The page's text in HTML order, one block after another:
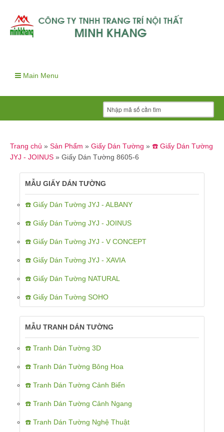
Main Menu
Trang chủ » Sản Phẩm » Giấy Dán Tường » ☎️ Giấy Dán Tường
JYJ - JOINUS » Giấy Dán Tường 8605-6
MẪU GIẤY DÁN TƯỜNG
☎️ Giấy Dán Tường JYJ - ALBANY
☎️ Giấy Dán Tường JYJ - JOINUS
☎️ Giấy Dán Tường JYJ - V CONCEPT
☎️ Giấy Dán Tường JYJ - XAVIA
☎️ Giấy Dán Tường NATURAL
☎️ Giấy Dán Tường SOHO
MẪU TRANH DÁN TƯỜNG
☎️ Tranh Dán Tường 3D
☎️ Tranh Dán Tường Bông Hoa
☎️ Tranh Dán Tường Cảnh Biển
☎️ Tranh Dán Tường Cảnh Ngang
☎️ Tranh Dán Tường Nghệ Thuật